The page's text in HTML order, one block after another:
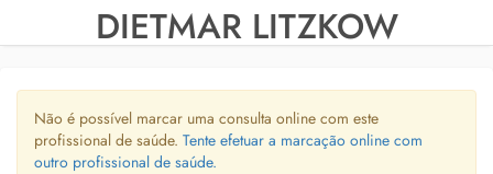
DIETMAR LITZKOW
Não é possível marcar uma consulta online com este
profissional de saúde. Tente efetuar a marcação online com
outro profissional de saúde.